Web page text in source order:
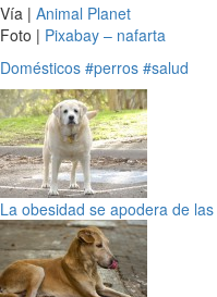
Vía | Animal Planet
Foto | Pixabay – nafarta
Domésticos #perros #salud
La obesidad se apodera de